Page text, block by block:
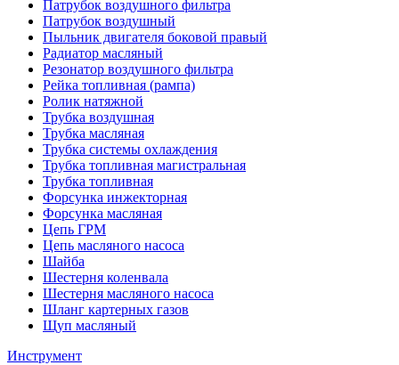
Патрубок воздушного фильтра
Патрубок воздушный
Пыльник двигателя боковой правый
Радиатор масляный
Резонатор воздушного фильтра
Рейка топливная (рампа)
Ролик натяжной
Трубка воздушная
Трубка масляная
Трубка системы охлаждения
Трубка топливная магистральная
Трубка топливная
Форсунка инжекторная
Форсунка масляная
Цепь ГРМ
Цепь масляного насоса
Шайба
Шестерня коленвала
Шестерня масляного насоса
Шланг картерных газов
Щуп масляный
Инструмент